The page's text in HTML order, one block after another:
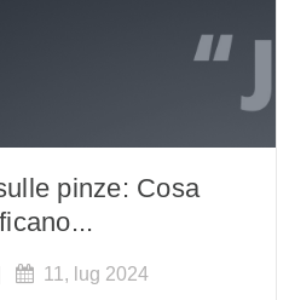
pinze: Cosa
11, lug 2024